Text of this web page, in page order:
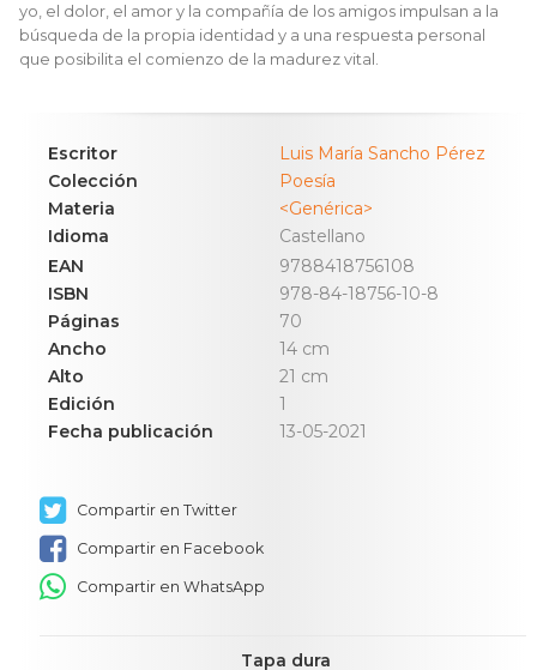
yo, el dolor, el amor y la compañía de los amigos impulsan a la
búsqueda de la propia identidad y a una respuesta personal
que posibilita el comienzo de la madurez vital.
Escritor
Luis María Sancho Pérez
Colección
Poesía
Materia
<Genérica>
Idioma
Castellano
EAN
9788418756108
ISBN
978-84-18756-10-8
Páginas
70
Ancho
14 cm
Alto
21 cm
Edición
1
Fecha publicación
13-05-2021
Compartir en Twitter
Compartir en Facebook
Compartir en WhatsApp
Tapa dura